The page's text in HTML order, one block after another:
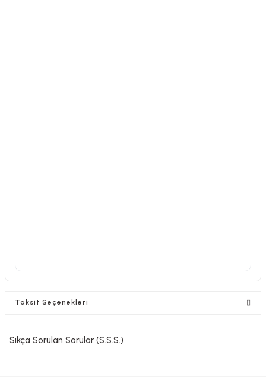
Taksit Seçenekleri
Sıkça Sorulan Sorular (S.S.S.)